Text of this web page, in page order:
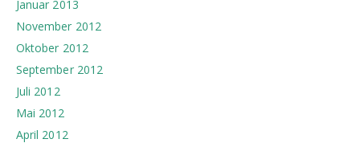
Januar 2013
November 2012
Oktober 2012
September 2012
Juli 2012
Mai 2012
April 2012